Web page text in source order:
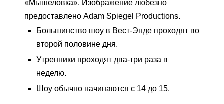
«Мышеловка». Изображение любезно
предоставлено Adam Spiegel Productions.
Большинство шоу в Вест-Энде проходят во
второй половине дня.
Утренники проходят два-три раза в
неделю.
Шоу обычно начинаются с 14 до 15.